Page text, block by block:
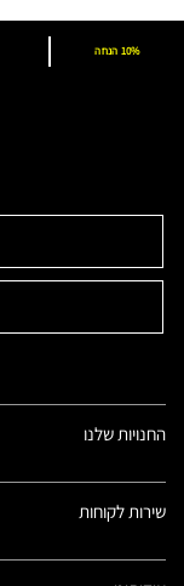
10% הנחה
החנויות שלנו
שירות לקוחות